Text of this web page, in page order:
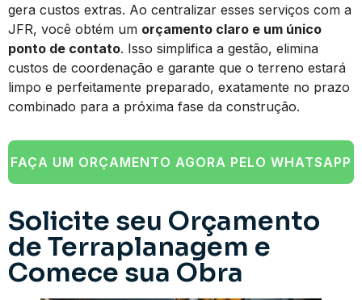
gera custos extras. Ao centralizar esses serviços com a
JFR, você obtém um orçamento claro e um único
ponto de contato. Isso simplifica a gestão, elimina
custos de coordenação e garante que o terreno estará
limpo e perfeitamente preparado, exatamente no prazo
combinado para a próxima fase da construção.
FAÇA UM ORÇAMENTO AGORA PELO WHATSAPP
Solicite seu Orçamento
de Terraplanagem e
Comece sua Obra